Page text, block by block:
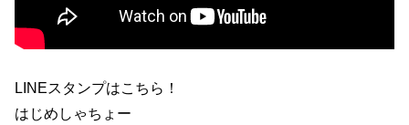
LINEスタンプはこちら！
はじめしゃちょー